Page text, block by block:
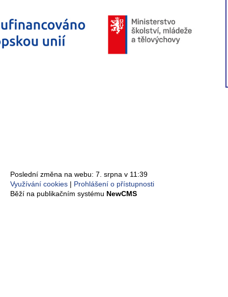
Poslední změna na webu: 7. srpna v 11:39
Využívání cookies
Prohlášení o přístupnosti
Běží na publikačním systému NewCMS